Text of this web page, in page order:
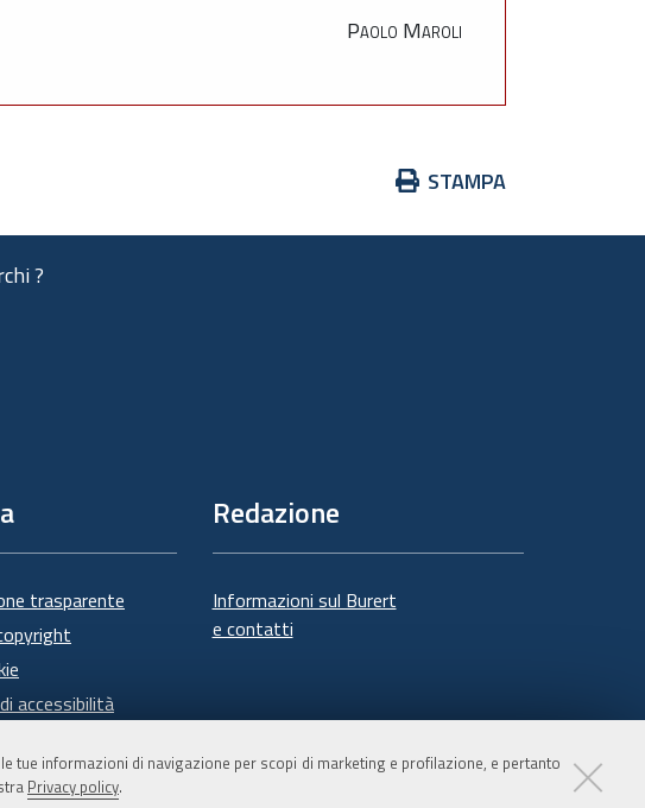
tue informazioni di navigazione per scopi di marketing e profilazione, e pertanto
Privacy policy.
Paolo Maroli
Azioni
documento
STAMPA
?
trasparente
accessibilità
Redazione
Informazioni sul Burert
e contatti